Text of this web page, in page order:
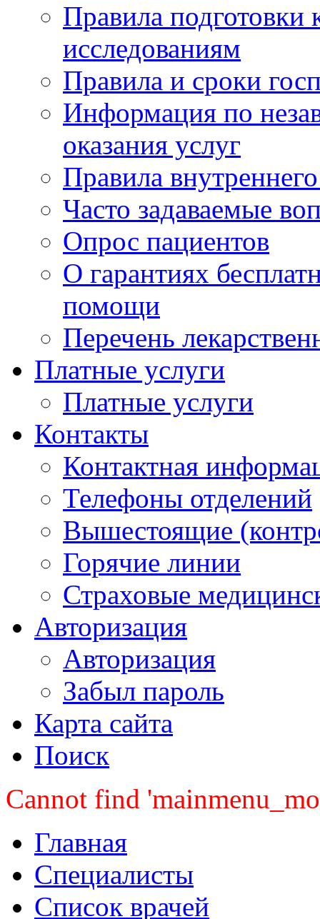
Правила подготовки
исследованиям
Правила и сроки
Информация по
оказания услуг
Правила
Часто задаваемые
Опрос пациентов
О гарантиях
помощи
Перечень
Платные услуги
Платные услуги
Контакты
Контактная
Телефоны отделений
Вышестоящие
Горячие линии
Страховые
Авторизация
Авторизация
Забыл пароль
Карта сайта
Поиск
Cannot find
Главная
Специалисты
Список врачей